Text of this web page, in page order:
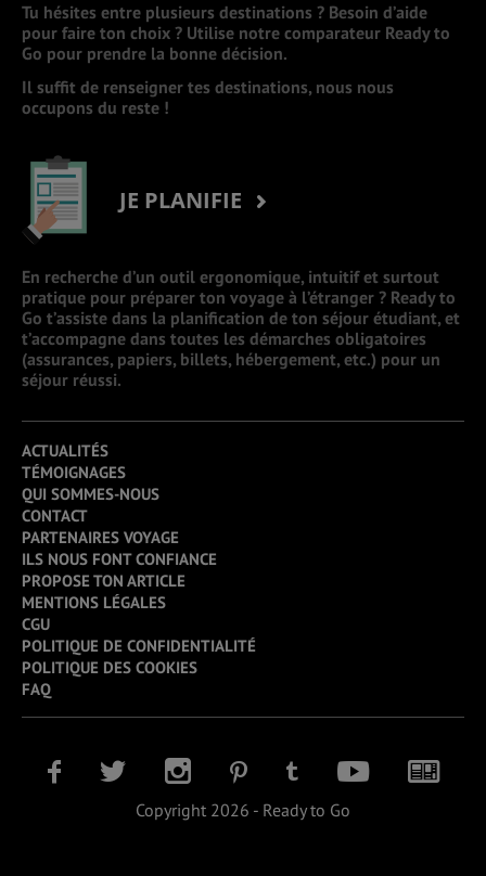
Tu hésites entre plusieurs destinations ? Besoin d’aide
pour faire ton choix ? Utilise notre comparateur Ready to
Go pour prendre la bonne décision.
Il suffit de renseigner tes destinations, nous nous
occupons du reste !
JE PLANIFIE
En recherche d’un outil ergonomique, intuitif et surtout
pratique pour préparer ton voyage à l’étranger ? Ready to
Go t’assiste dans la planification de ton séjour étudiant, et
t’accompagne dans toutes les démarches obligatoires
(assurances, papiers, billets, hébergement, etc.) pour un
séjour réussi.
ACTUALITÉS
TÉMOIGNAGES
QUI SOMMES-NOUS
CONTACT
PARTENAIRES VOYAGE
ILS NOUS FONT CONFIANCE
PROPOSE TON ARTICLE
MENTIONS LÉGALES
CGU
POLITIQUE DE CONFIDENTIALITÉ
POLITIQUE DES COOKIES
FAQ
Copyright 2026 - Ready to Go